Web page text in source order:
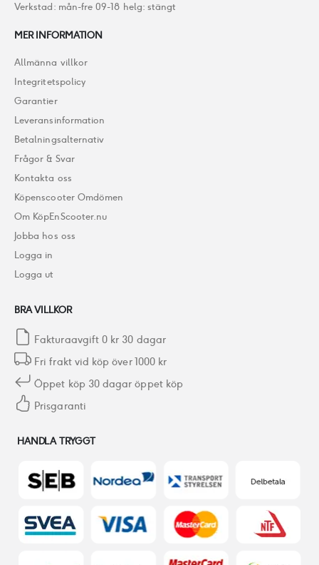
Verkstad: mån-fre 09-18 helg: stängt
MER INFORMATION
Allmänna villkor
Integritetspolicy
Garantier
Leveransinformation
Betalningsalternativ
Frågor & Svar
Kontakta oss
Köpenscooter Omdömen
Om KöpEnScooter.nu
Jobba hos oss
Logga in
Logga ut
BRA VILLKOR
Fakturaavgift 0 kr 30 dagar
Fri frakt vid köp över 1000 kr
Öppet köp 30 dagar öppet köp
Prisgaranti
HANDLA TRYGGT